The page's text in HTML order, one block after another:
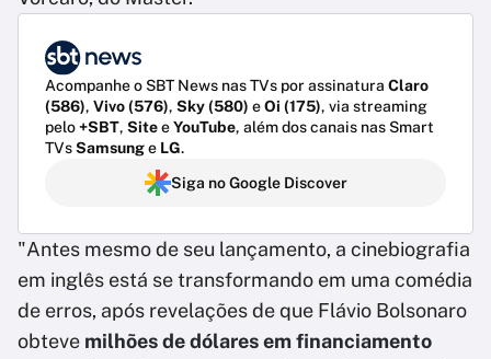
Acompanhe o SBT News nas TVs por assinatura Claro
(586), Vivo (576), Sky (580) eOi (175), via streaming
pelo+SBT, SiteeYouTube, além dos canais nas Smart
TVsSamsunge LG.
Siga no Google Discover
"Antes mesmo de seu lançamento, a cinebiografia
em inglês está se transformando em uma comédia
de erros, após revelações de que Flávio Bolsonaro
obteve milhões de dólares em financiamento